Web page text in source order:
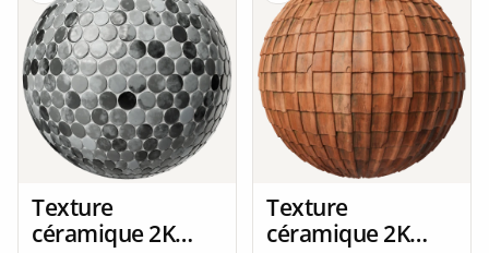
Texture
céramique 2K
Texture
céramique 2K